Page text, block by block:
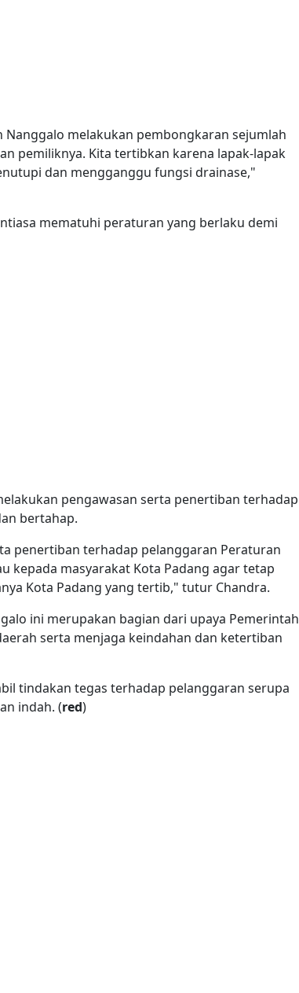
Nanggalo melakukan pembongkaran sejumlah
pemiliknya. Kita tertibkan karena lapak-lapak
dan mengganggu fungsi drainase,"
mematuhi peraturan yang berlaku demi
pengawasan serta penertiban terhadap
bertahap.
penertiban terhadap pelanggaran Peraturan
kepada masyarakat Kota Padang agar tetap
Kota Padang yang tertib," tutur Chandra.
ini merupakan bagian dari upaya Pemerintah
serta menjaga keindahan dan ketertiban
tindakan tegas terhadap pelanggaran serupa
indah. (red)